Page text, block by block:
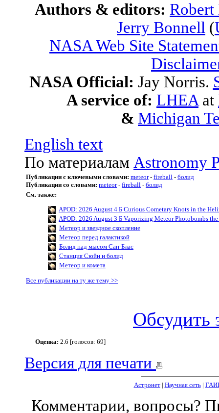
Authors & editors:
Jerry Bonnell (
NASA Web Site
NASA Official: Jay Norris.
A service of: LHEA at
& Michigan
English text
По материалам Astronomy
Публикации с ключевыми словами: meteor- fireball - болид
Публикации со словами: meteor- fireball - болид
См. также:
APOD: 2026 August 4 Б Curious Cometary Knots in the
APOD: 2026 August 3 Б Vaporizing Meteor Photobombs
Метеор и звездное скопление
Метеор перед галактикой
Болид над мысом Сан-Блас
Станция Сюйи и болид
Метеор и комета
Все публикации на ту же тему >>
Обсудить
Оценка: 2.6 [голосов: 69]
Версия для печати
Астронет| Научная сеть|
Комментарии, вопросы?